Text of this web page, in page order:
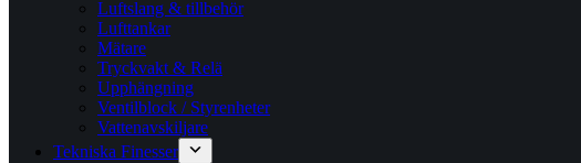
Luftslang & tillbehör
Lufttankar
Mätare
Tryckvakt & Relä
Upphängning
Ventilblock / Styrenheter
Vattenavskiljare
Tekniska Finesser